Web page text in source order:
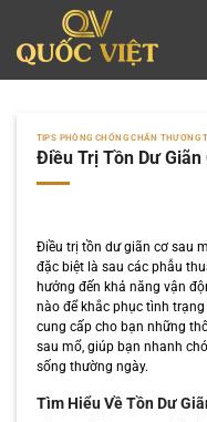
nội
dung
TIPS PHÒNG CHỐNG CHẤN THƯƠNG
Điều Trị Tồn Dư Giãn
Điều trị tồn dư giãn cơ sau
đặc biệt là sau các phẫu
hưởng đến khả năng vận
nào để khắc phục tình
cung cấp cho bạn những
sau mổ, giúp bạn nhanh
sống thường ngày.
Tìm Hiểu Về Tồn Dư